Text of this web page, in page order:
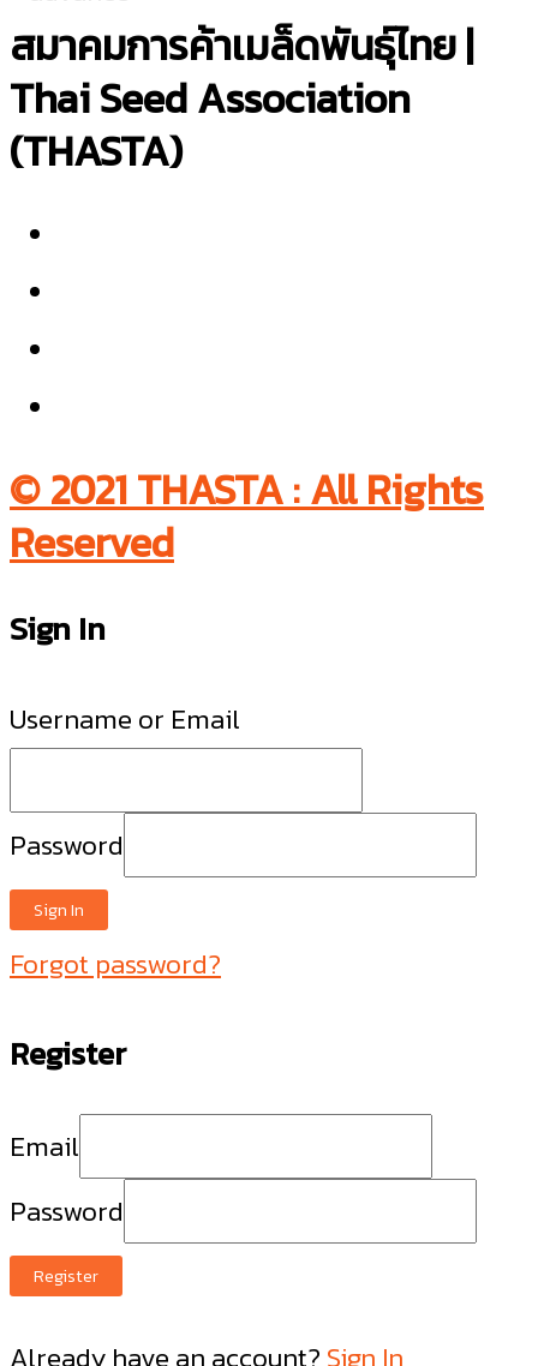
สมาคมการค้าเมล็ดพันธุ์ไทย |
Thai Seed Association
(THASTA)
© 2021 THASTA : All Rights
Reserved
Sign In
Username or Email
Password
Sign In
Forgot password?
Register
Email
Password
Register